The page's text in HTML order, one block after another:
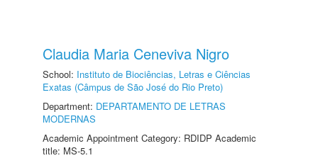
Claudia Maria Ceneviva Nigro
School: Instituto de Biociências, Letras e Ciências
Exatas (Câmpus de São José do Rio Preto)
Department: DEPARTAMENTO DE LETRAS
MODERNAS
Academic Appointment Category: RDIDP Academic
title: MS-5.1